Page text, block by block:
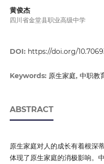
黄俊杰
四川省金堂县职业高级中学
DOI: https://doi.org/
Keywords: 原生家庭, 中职教
ABSTRACT
原生家庭对人的成长有着根深
体现了原生家庭的消极影响。